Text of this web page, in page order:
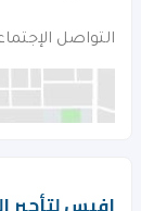
التواصل